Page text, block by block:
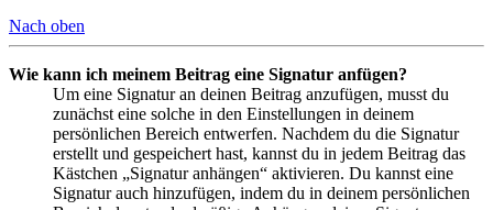
Nach oben
Wie kann ich meinem Beitrag eine Signatur anfügen?
Um eine Signatur an deinen Beitrag anzufügen, musst du
zunächst eine solche in den Einstellungen in deinem
persönlichen Bereich entwerfen. Nachdem du die Signatur
erstellt und gespeichert hast, kannst du in jedem Beitrag das
Kästchen „Signatur anhängen“ aktivieren. Du kannst eine
Signatur auch hinzufügen, indem du in deinem persönlichen